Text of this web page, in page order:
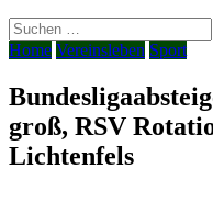
Suchen
nach:
Home Vereinsleben Sport
groß, RSV
Lichtenfels